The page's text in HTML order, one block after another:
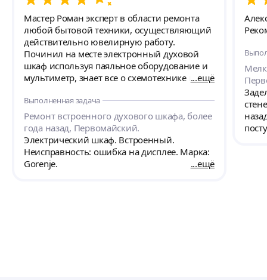
Мастер Роман эксперт в области ремонта
любой бытовой техники, осуществляющий
действительно ювелирную работу.
Починил на месте электронный духовой
шкаф используя паяльное оборудование и
мультиметр, знает все о схемотехнике и
своему делу, с собой имел большой арсенал
всевозможных электросхем и
оборудования, что помогло починить
технику быстро и качественно. Очень
рекомендую данного мастера, спасет любую
технику в кратчайшие сроки и с гарантией.
ещё
Выполненная задача
Ремонт встроенного духового шкафа, более
года назад, Первомайский.
Электрический шкаф. Встроенный.
Неисправность: ошибка на дисплее. Марка:
Gorenje.
ещё